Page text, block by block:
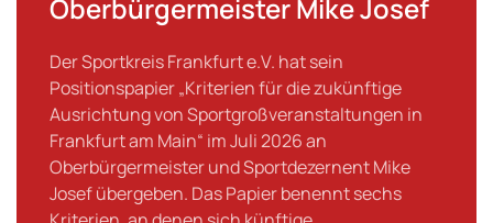
Oberbürgermeister Mike Josef
Der Sportkreis Frankfurt e.V. hat sein
Positionspapier „Kriterien für die zukünftige
Ausrichtung von Sportgroßveranstaltungen in
Frankfurt am Main“ im Juli 2026 an
Oberbürgermeister und Sportdezernent Mike
Josef übergeben. Das Papier benennt sechs